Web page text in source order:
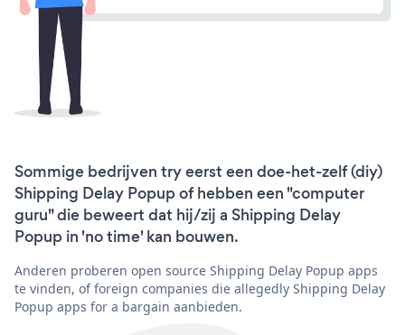
Sommige bedrijven try eerst een doe-het-zelf (diy)
Shipping Delay Popup of hebben een "computer
guru" die beweert dat hij/zij a Shipping Delay
Popup in 'no time' kan bouwen.
Anderen proberen open source Shipping Delay Popup apps
te vinden, of foreign companies die allegedly Shipping Delay
Popup apps for a bargain aanbieden.